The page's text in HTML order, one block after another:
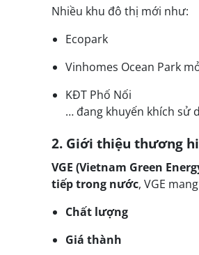
Nhiều khu đô thị mới như:
Ecopark
Vinhomes Ocean Park
KĐT Phố Nối
… đang khuyến khích sử
2. Giới thiệu thương
VGE (Vietnam Green
tiếp trong nước, VGE
Chất lượng
Giá thành